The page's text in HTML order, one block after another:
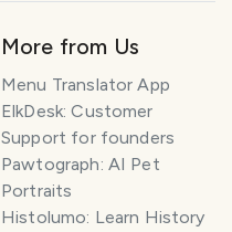
More from Us
Menu Translator App
ElkDesk: Customer
Support for founders
Pawtograph: AI Pet
Portraits
Histolumo: Learn History